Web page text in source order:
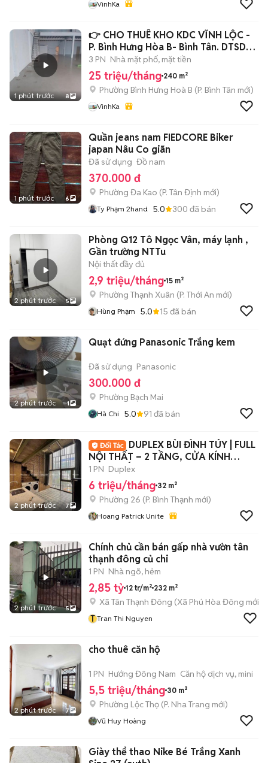
VinhKa
1 phút trước 8
👉 CHO THUÊ KHO KDC VĨNH LỘC -
P. Bình Hưng Hòa B- Bình Tân. DTSD
360M2
3 PN Nhà mặt phố, mặt tiền
25 triệu/tháng 240 m²
Phường Bình Hưng Hoà B (P. Bình Tân mới)
VinhKa
1 phút trước 6
Quần jeans nam FIEDCORE Biker
japan Nâu Co giãn
Đã sử dụng Đồ nam
370.000 đ
Phường Đa Kao (P. Tân Định mới)
Ty Phạm 2hand 5.0 300 đã bán
2 phút trước 5
Phòng Q12 Tô Ngọc Vân, máy lạnh ,
Gần trường NTTu
Nội thất đầy đủ
2,9 triệu/tháng 15 m²
Phường Thạnh Xuân (P. Thới An mới)
Hùng Phạm 5.0 15 đã bán
2 phút trước 1
Quạt đứng Panasonic Trắng kem
Đã sử dụng Panasonic
300.000 đ
Phường Bạch Mai
Hà Chi 5.0 91 đã bán
2 phút trước 7
DUPLEX BÙI ĐÌNH TÚY | FULL
NỘI THẤT – 2 TẦNG, CỬA KÍNH
NGẬP NẮNG
1 PN Duplex
6 triệu/tháng 32 m²
Phường 26 (P. Bình Thạnh mới)
Hoang Patrick Unite
2 phút trước 5
Chính chủ cần bán gấp nhà vườn tân
thạnh đông củ chi
1 PN Nhà ngõ, hẻm
2,85 tỷ 12 tr/m² 232 m²
Xã Tân Thạnh Đông (Xã Phú Hòa Đông mới)
T Tran Thi Nguyen
2 phút trước 7
cho thuê căn hộ
1 PN Hướng Đông Nam Căn hộ dịch vụ, mini
5,5 triệu/tháng 30 m²
Phường Lộc Thọ (P. Nha Trang mới)
Vũ Huy Hoàng
Giày thể thao Nike Bé Trắng Xanh